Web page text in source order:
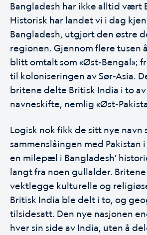
Bangladesh har ikke alltid vært
Historisk har landet vi i dag
Bangladesh, utgjort den østre
regionen. Gjennom flere tusen
blitt omtalt som «Øst-Bengal»;
til koloniseringen av Sør-Asia.
britene delte Britisk India i to
navneskifte, nemlig «Øst-
Logisk nok fikk de sitt nye navn
sammenslåingen med Pakistan i
en milepæl i Bangladesh’
langt fra noen gullalder.
vektlegge kulturelle og
Britisk India ble delt i to, og
tilsidesatt. Den nye nasjonen
hver sin side av India, uten å